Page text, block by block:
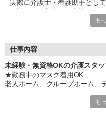
実際に介護士・看護助手とし
※時給：1,226円＋交通費（規
12-14）
＼ プライベート重視派さん
「仕事は大切だけど、私生活
そんなあなたにオススメ！
日数や曜日、時間の相談ができ
家事・育児や趣味・学業との
も
仕事内容
未経験・無資格OKの介護スタッ
★勤務中のマスク着用OK
老人ホーム、グループホーム、
も